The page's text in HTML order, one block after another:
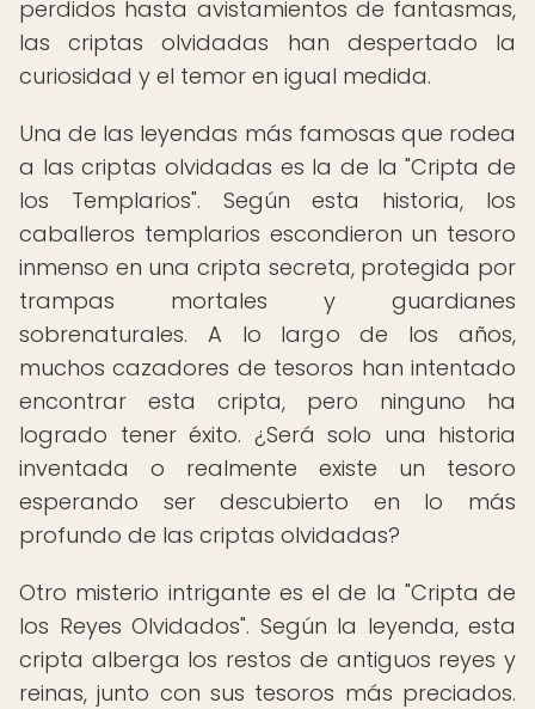
perdidos hasta avistamientos de fantasmas,
las criptas olvidadas han despertado la
curiosidad y el temor en igual medida.
Una de las leyendas más famosas que rodea
a las criptas olvidadas es la de la "Cripta de
los Templarios". Según esta historia, los
caballeros templarios escondieron un tesoro
inmenso en una cripta secreta, protegida por
trampas mortales y guardianes
sobrenaturales. A lo largo de los años,
muchos cazadores de tesoros han intentado
encontrar esta cripta, pero ninguno ha
logrado tener éxito. ¿Será solo una historia
inventada o realmente existe un tesoro
esperando ser descubierto en lo más
profundo de las criptas olvidadas?
Otro misterio intrigante es el de la "Cripta de
los Reyes Olvidados". Según la leyenda, esta
cripta alberga los restos de antiguos reyes y
reinas, junto con sus tesoros más preciados.